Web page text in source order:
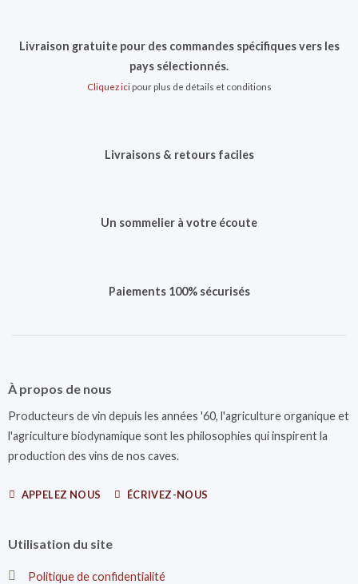
Livraison gratuite pour des commandes spécifiques vers les
pays sélectionnés.
Cliquez icipour plus de détails et conditions
Livraisons & retours faciles
Un sommelier à votre écoute
Paiements 100% sécurisés
À propos de nous
Producteurs de vin depuis les années '60, l'agriculture organique et
l'agriculture biodynamique sont les philosophies qui inspirent la
production des vins de nos caves.
APPELEZ NOUS ÉCRIVEZ-NOUS
Utilisation du site
Politique de confidentialité